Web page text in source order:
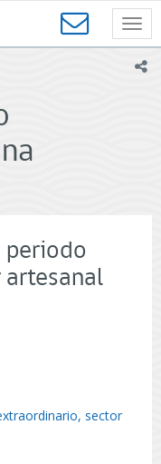
periodo
sector